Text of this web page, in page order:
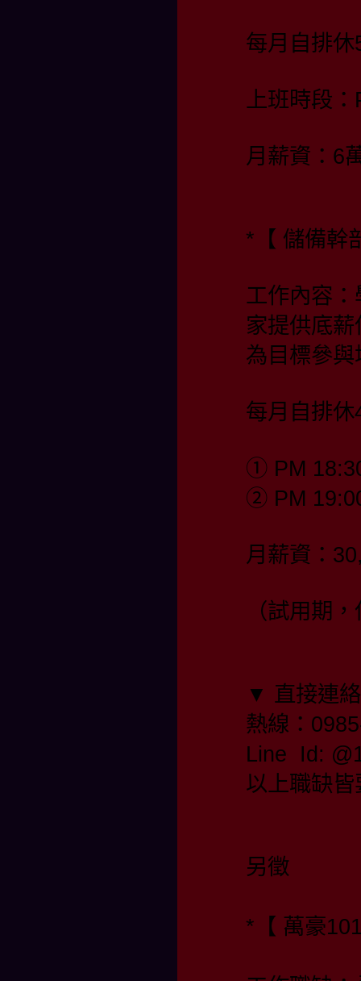
每月自排休
上班時段
月薪資：6
*【 儲備幹
工作內容
家提供底
為目標參與
每月自排休
① PM
② PM
月薪資：
（試用期
▼ 直接連
熱線：
Line Id:
以上職缺
另徵
*【 萬豪